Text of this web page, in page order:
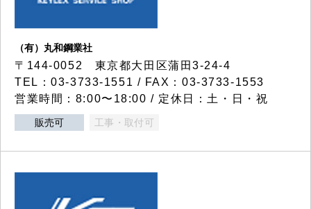
（有）丸和鋼業社
〒144-0052 東京都大田区蒲田3-24-4
TEL：03-3733-1551 / FAX：03-3733-1553
営業時間：8:00〜18:00 / 定休日：土・日・祝
販売可 工事・取付可